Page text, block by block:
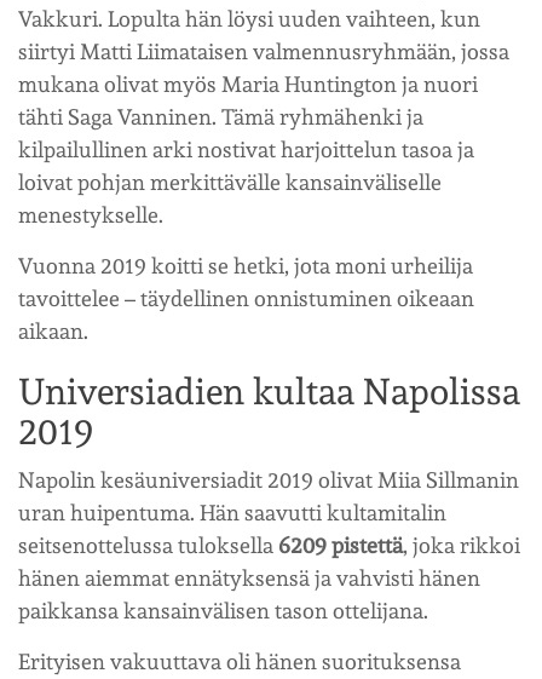
Vakkuri. Lopulta hän löysi uuden vaihteen, kun
siirtyi Matti Liimataisen valmennusryhmään, jossa
mukana olivat myös Maria Huntington ja nuori
tähti Saga Vanninen. Tämä ryhmähenki ja
kilpailullinen arki nostivat harjoittelun tasoa ja
loivat pohjan merkittävälle kansainväliselle
menestykselle.
Vuonna 2019 koitti se hetki, jota moni urheilija
tavoittelee – täydellinen onnistuminen oikeaan
aikaan.
Universiadien kultaa Napolissa
2019
Napolin kesäuniversiadit 2019 olivat Miia Sillmanin
uran huipentuma. Hän saavutti kultamitalin
seitsenottelussa tuloksella 6209 pistettä, joka rikkoi
hänen aiemmat ennätyksensä ja vahvisti hänen
paikkansa kansainvälisen tason ottelijana.
Erityisen vakuuttava oli hänen suorituksensa